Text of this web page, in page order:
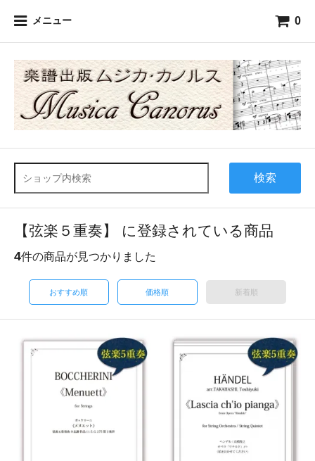
メニュー 0
検索
【弦楽５重奏】 に登録されている商品
4件の商品が見つかりました
おすすめ順 価格順 新着順